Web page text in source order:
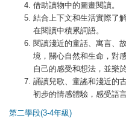
借助讀物中的圖畫閱讀。
結合上下文和生活實際了
在閱讀中積累詞語。
閱讀淺近的童話、寓言、
境，關心自然和生命，對
自己的感受和想法，並樂
誦讀兒歌、童謠和淺近的
初步的情感體驗，感受語言
第二學段(3-4年級)